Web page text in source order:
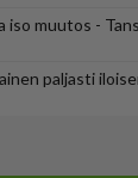
iso muutos -
paljasti